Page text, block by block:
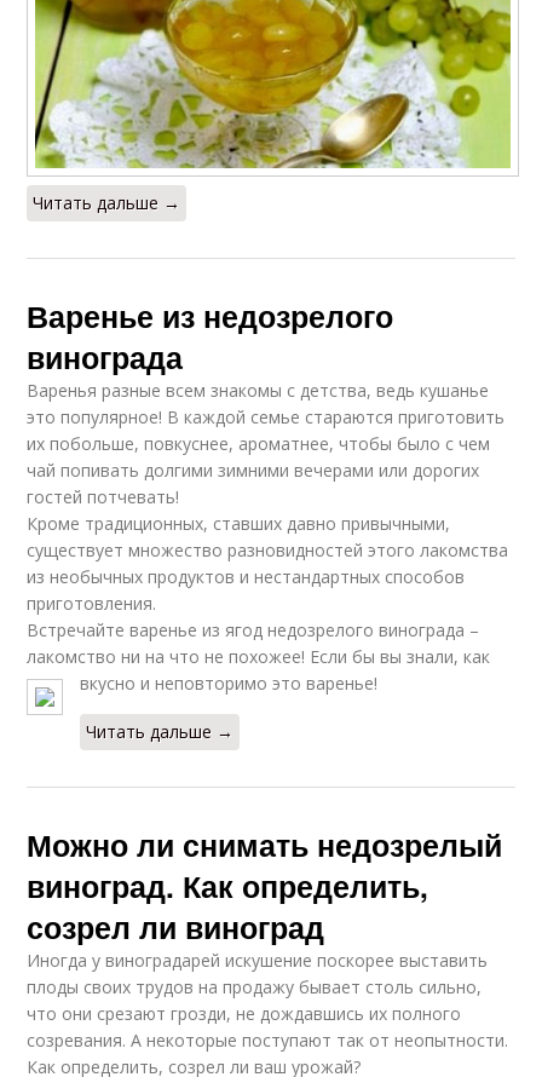
Читать дальше →
Варенье из недозрелого
винограда
Варенья разные всем знакомы с детства, ведь кушанье
это популярное! В каждой семье стараются приготовить
их побольше, повкуснее, ароматнее, чтобы было с чем
чай попивать долгими зимними вечерами или дорогих
гостей потчевать!
Кроме традиционных, ставших давно привычными,
существует множество разновидностей этого лакомства
из необычных продуктов и нестандартных способов
приготовления.
Встречайте варенье из ягод недозрелого винограда –
лакомство ни на что не похожее! Если бы вы знали, как
вкусно и неповторимо это варенье!
Читать дальше →
Можно ли снимать недозрелый
виноград. Как определить,
созрел ли виноград
Иногда у виноградарей искушение поскорее выставить
плоды своих трудов на продажу бывает столь сильно,
что они срезают грозди, не дождавшись их полного
созревания. А некоторые поступают так от неопытности.
Как определить, созрел ли ваш урожай?